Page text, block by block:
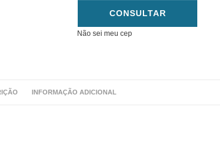
CONSULTAR
Não sei meu cep
INFORMAÇÃO ADICIONAL